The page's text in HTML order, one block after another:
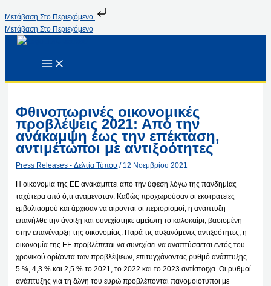
Μετάβαση Στο Περιεχόμενο
Μετάβαση Στο Περιεχόμενο
Φθινοπωρινές οικονομικές
προβλέψεις 2021: Από την
ανάκαμψη έως την επέκταση,
αντιμέτωποι με αντιξοότητες
Press Releases - Δελτία Τύπου / 12 Νοεμβρίου 2021
Η οικονομία της ΕΕ ανακάμπτει από την ύφεση λόγω της πανδημίας
ταχύτερα από ό,τι αναμενόταν. Καθώς προχωρούσαν οι εκστρατείες
εμβολιασμού και άρχισαν να αίρονται οι περιορισμοί, η ανάπτυξη
επανήλθε την άνοιξη και συνεχίστηκε αμείωτη το καλοκαίρι, βασισμένη
στην επανέναρξη της οικονομίας. Παρά τις αυξανόμενες αντιξοότητες, η
οικονομία της ΕΕ προβλέπεται να συνεχίσει να αναπτύσσεται εντός του
χρονικού ορίζοντα των προβλέψεων, επιτυγχάνοντας ρυθμό ανάπτυξης
5 %, 4,3 % και 2,5 % το 2021, το 2022 και το 2023 αντίστοιχα. Οι ρυθμοί
ανάπτυξης για τη ζώνη του ευρώ προβλέπονται πανομοιότυποι με